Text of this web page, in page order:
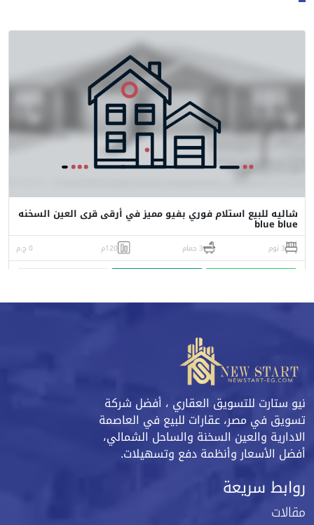
شاليه للبيع استلام فوري بفيو مميز في أرقى قرى العين السخنه
blue blue
3 نوم 3 حمام 120م 0 ج.م
نيو ستارت للتسويق العقاري ، أفضل شركة
تسويق في مصر، عقارات للبيع في العاصمة
الادارية والعين السخنة والساحل الشمالي،
أفضل الأسعار وأنظمة دفع وتسهيلات.
روابط سريعة
مقالات